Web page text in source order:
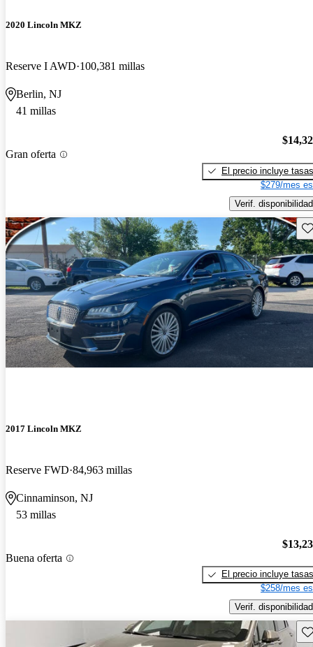
2020 Lincoln MKZ
Reserve I AWD 100,381 millas
Berlin, NJ
41 millas
Gran oferta
El precio incluye tasas
$279/mes
Verif. disponibilidad
2017 Lincoln MKZ
Reserve FWD 84,963 millas
Cinnaminson, NJ
53 millas
Buena oferta
El precio incluye tasas
$258/mes
Verif. disponibilidad